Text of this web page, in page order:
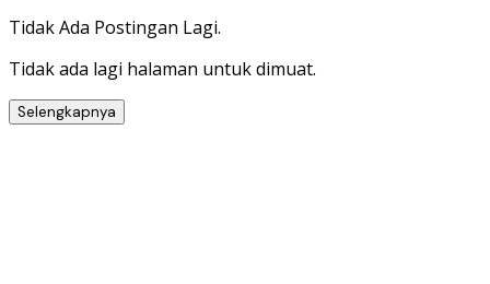
Tidak Ada Postingan Lagi.
Tidak ada lagi halaman untuk dimuat.
Selengkapnya